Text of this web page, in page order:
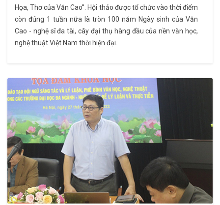
Họa, Thơ của Văn Cao''. Hội thảo được tổ chức vào thời điểm
còn đúng 1 tuần nữa là tròn 100 năm Ngày sinh của Văn
Cao - nghệ sĩ đa tài, cây đại thụ hàng đầu của nền văn học,
nghệ thuật Việt Nam thời hiện đại.